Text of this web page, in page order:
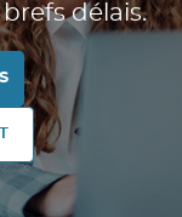
délais.